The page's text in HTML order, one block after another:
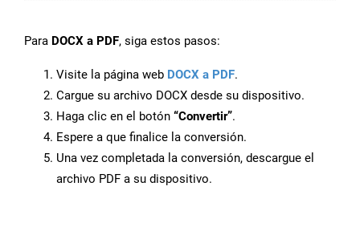
Para DOCX a PDF, siga estos pasos:
Visite la página web DOCX a PDF.
Cargue su archivo DOCX desde su dispositivo.
Haga clic en el botón “Convertir”.
Espere a que finalice la conversión.
Una vez completada la conversión, descargue el
archivo PDF a su dispositivo.